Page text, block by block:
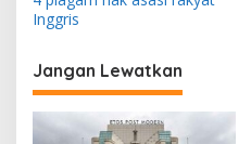
a
i
g
Inggris
Jangan Lewatkan